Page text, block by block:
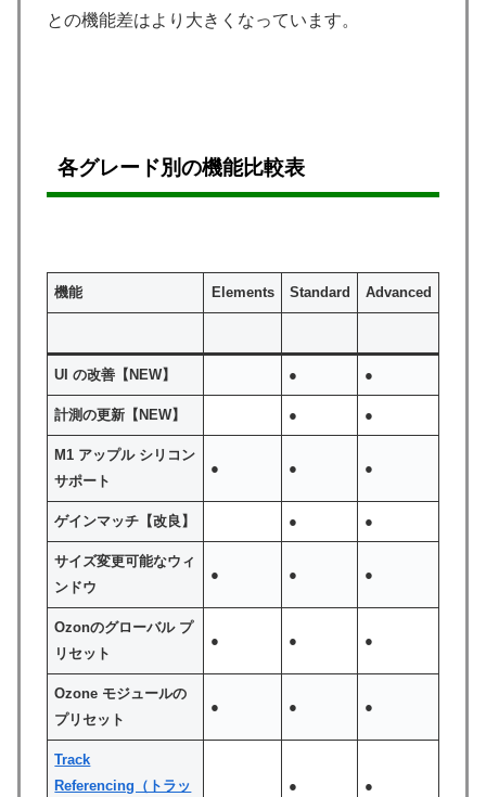
との機能差はより大きくなっています。
各グレード別の機能比較表
機能 Elements Standard Advanced
UI の改善 【NEW】 ● ●
計測の更新 【NEW】 ● ●
M1 アップル シリコン
サポート
● ● ●
ゲインマッチ 【改良】 ● ●
サイズ変更可能なウィ
ンドウ
● ● ●
Ozonのグローバル プ
リセット
● ● ●
Ozone モジュールの
プリセット
● ● ●
Track
Referencing（トラッ
● ●